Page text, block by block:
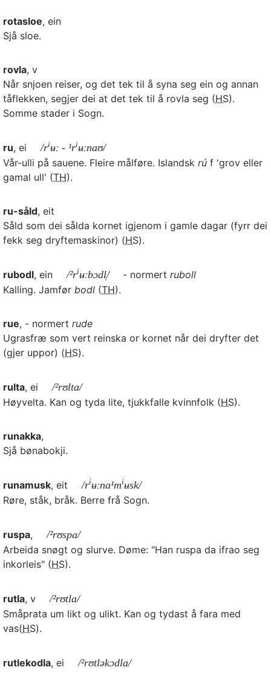
rotasloe, ein
Sjå sloe.
rovla, v
Når snjoen reiser, og det tek til å syna seg ein og annan
tåflekken, segjer dei at det tek til å rovla seg (HS).
Somme stader i Sogn.
ru, ei /riʉː - ¹riʉːnaʊ/
Vår-ulli på sauene. Fleire målføre. Islandsk rú f 'grov eller
gamal ull' (TH).
ru-såld, eit
Såld som dei sålda kornet igjenom i gamle dagar (fyrr dei
fekk seg dryftemaskinor) (HS).
rubodl, ein /²riʉːbɔdl̩/ - normertruboll
Kalling. Jamfør bodl (TH).
rue, - normert rude
Ugrasfræ som vert reinska or kornet når dei dryfter det
(gjer uppor) (HS).
rulta, ei
/²rʊlta/
Høyvelta. Kan og tyda lite, tjukkfalle kvinnfolk (HS).
runakka,
Sjå bønabokji.
runamusk, eit /riʉːna¹miʉsk/
Røre, ståk, bråk. Berre frå Sogn.
ruspa,
/²rʊspa/
Arbeida snøgt og slurve. Døme: "Han ruspa da ifrao seg
inkorleis" (HS).
rutla, v
/²rʊtla/
Småprata um likt og ulikt. Kan og tydast å fara med
vas(HS).
rutlekodla, ei
/²rʊtləkɔdla/